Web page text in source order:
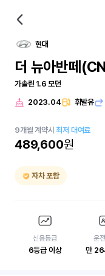
현대
더 뉴아반떼
가솔린 1.6 모던
2023.04 휘발유
9개월 계약시최저 대여료
489,600원
자차 포함
신용등급
6등급 이상
운
만 26